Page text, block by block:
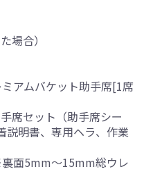
場合）
アムバケット助手席[1席
席セット（助手席シー
説明書、専用ヘラ、作業
面5mm～15mm総ウレ